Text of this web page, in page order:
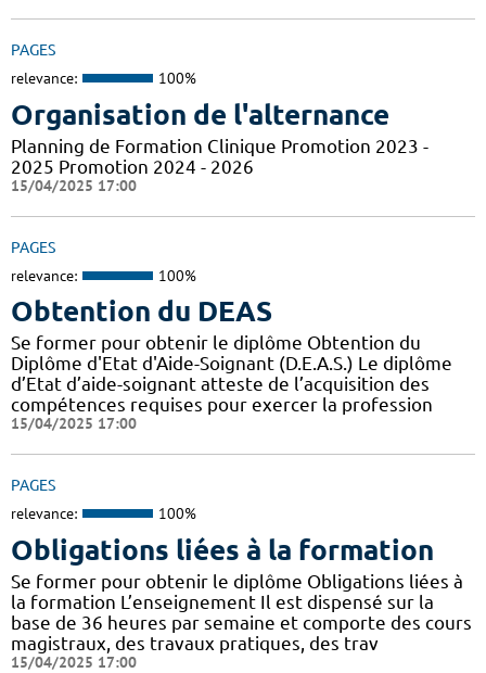
PAGES
relevance: 100%
Organisation de l'alternance
Planning de Formation Clinique Promotion 2023 -
2025 Promotion 2024 - 2026
15/04/2025 17:00
PAGES
relevance: 100%
Obtention du DEAS
Se former pour obtenir le diplôme Obtention du
Diplôme d'Etat d'Aide-Soignant (D.E.A.S.) Le diplôme
d’Etat d’aide-soignant atteste de l’acquisition des
compétences requises pour exercer la profession
15/04/2025 17:00
PAGES
relevance: 100%
Obligations liées à la formation
Se former pour obtenir le diplôme Obligations liées à
la formation L’enseignement Il est dispensé sur la
base de 36 heures par semaine et comporte des cours
magistraux, des travaux pratiques, des trav
15/04/2025 17:00